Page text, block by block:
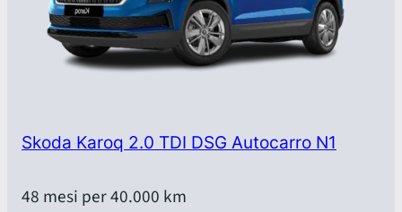
Skoda Karoq 2.0 TDI DSG Autocarro N1
48 mesi per 40.000 km